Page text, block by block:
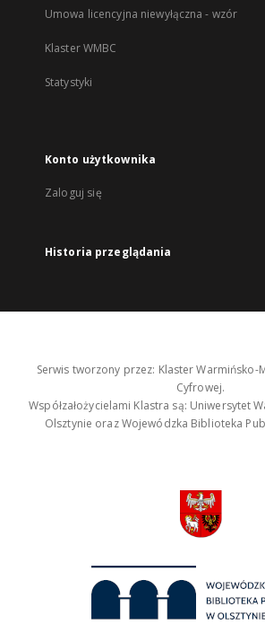
Umowa licencyjna niewyłączna - wzór
Klaster WMBC
Statystyki
Konto użytkownika
Zaloguj się
Historia przeglądania
Serwis tworzony przez: Klaster Warmińsko-
Cyfrowej.
Współzałożycielami Klastra są: Uniwersytet
Olsztynie oraz Wojewódzka Biblioteka